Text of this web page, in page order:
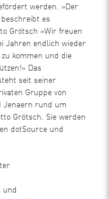
werden. »Der
es
Grötsch »Wir freuen
Jahren endlich wieder
kommen und die
Das
seit seiner
Gruppe von
Jenaern rund um
Grötsch. Sie werden
dotSource und
und